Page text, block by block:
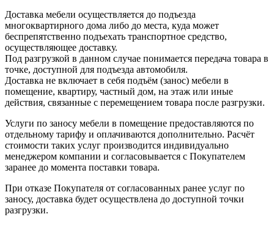
Доставка мебели осуществляется до подъезда
многоквартирного дома либо до места, куда может
беспрепятственно подъехать транспортное средство,
осуществляющее доставку.
Под разгрузкой в данном случае понимается передача товара в
точке, доступной для подъезда автомобиля.
Доставка не включает в себя подъём (занос) мебели в
помещение, квартиру, частный дом, на этаж или иные
действия, связанные с перемещением товара после разгрузки.
Услуги по заносу мебели в помещение предоставляются по
отдельному тарифу и оплачиваются дополнительно. Расчёт
стоимости таких услуг производится индивидуально
менеджером компании и согласовывается с Покупателем
заранее до момента поставки товара.
При отказе Покупателя от согласованных ранее услуг по
заносу, доставка будет осуществлена до доступной точки
разгрузки.